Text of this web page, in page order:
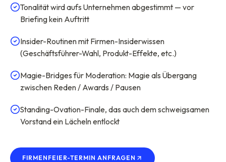
Tonalität wird aufs Unternehmen abgestimmt — vor
Briefing kein Auftritt
Insider-Routinen mit Firmen-Insiderwissen
(Geschäftsführer-Wahl, Produkt-Effekte, etc.)
Magie-Bridges für Moderation: Magie als Übergang
zwischen Reden / Awards / Pausen
Standing-Ovation-Finale, das auch dem schweigsamen
Vorstand ein Lächeln entlockt
FIRMENFEIER-TERMIN ANFRAGEN